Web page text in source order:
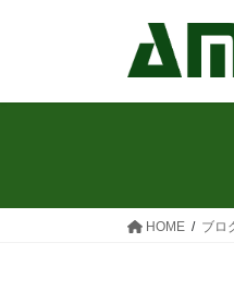
HOME ブロ